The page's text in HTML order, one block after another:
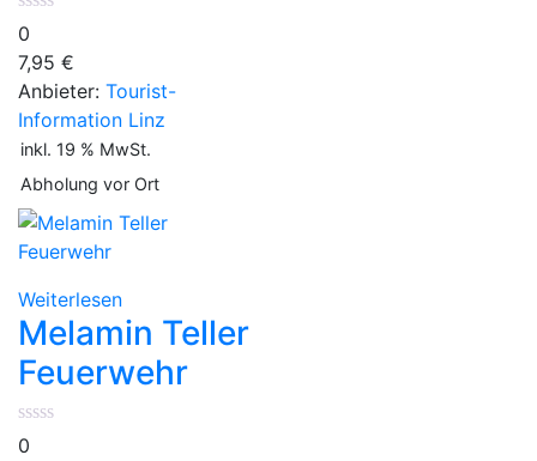
0
7,95 €
Anbieter: Tourist-
Information Linz
inkl. 19 % MwSt.
Abholung vor Ort
Weiterlesen
Melamin Teller
Feuerwehr
0